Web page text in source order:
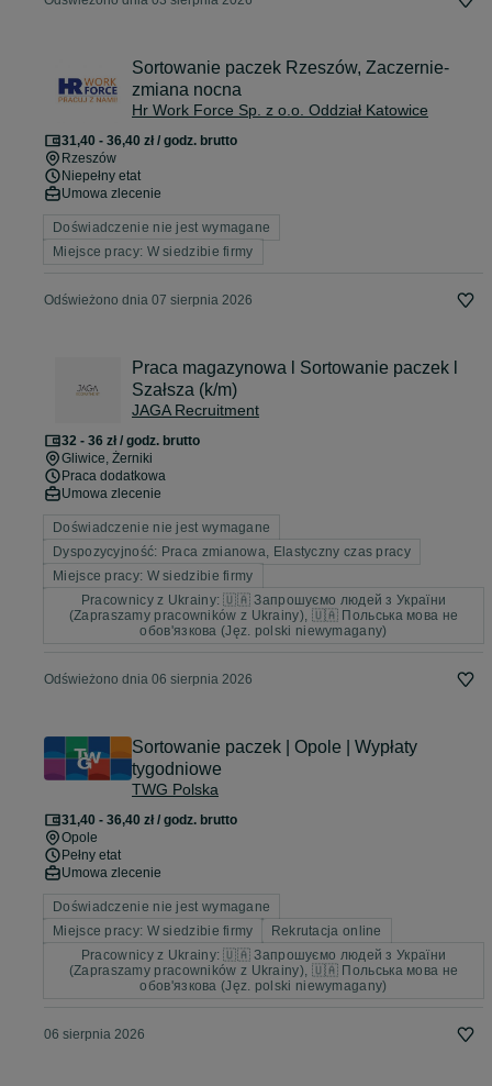
Sortowanie paczek Rzeszów, Zaczernie-
zmiana nocna
Hr Work Force Sp. z o.o. Oddział Katowice
31,40 - 36,40 zł / godz. brutto
Rzeszów
Niepełny etat
Umowa zlecenie
Doświadczenie nie jest wymagane
Miejsce pracy: W siedzibie firmy
Odświeżono dnia 07 sierpnia 2026
Praca magazynowa l Sortowanie paczek l
Szałsza (k/m)
JAGA Recruitment
32 - 36 zł / godz. brutto
Gliwice, Żerniki
Praca dodatkowa
Umowa zlecenie
Doświadczenie nie jest wymagane
Dyspozycyjność: Praca zmianowa, Elastyczny czas pracy
Miejsce pracy: W siedzibie firmy
Pracownicy z Ukrainy: 🇺🇦 Запрошуємо людей з України
(Zapraszamy pracowników z Ukrainy), 🇺🇦 Польська мова не
обов'язкова (Jęz. polski niewymagany)
Odświeżono dnia 06 sierpnia 2026
Sortowanie paczek | Opole | Wypłaty
tygodniowe
TWG Polska
31,40 - 36,40 zł / godz. brutto
Opole
Pełny etat
Umowa zlecenie
Doświadczenie nie jest wymagane
Miejsce pracy: W siedzibie firmy
Rekrutacja online
Pracownicy z Ukrainy: 🇺🇦 Запрошуємо людей з України
(Zapraszamy pracowników z Ukrainy), 🇺🇦 Польська мова не
обов'язкова (Jęz. polski niewymagany)
06 sierpnia 2026